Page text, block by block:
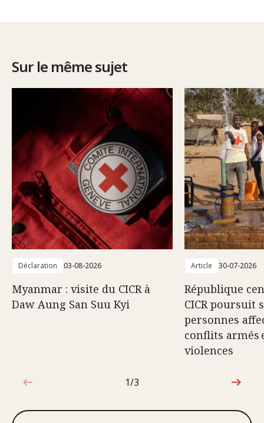
Sur le même sujet
Déclaration 03-08-2026
Myanmar : visite du CICR à
Daw Aung San Suu Kyi
Article 30-07-2026
République
CICR poursuit
personnes
conflits armés
violences
1sur3
1/3